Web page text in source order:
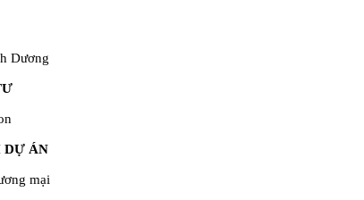
Dương
ÁN
mại